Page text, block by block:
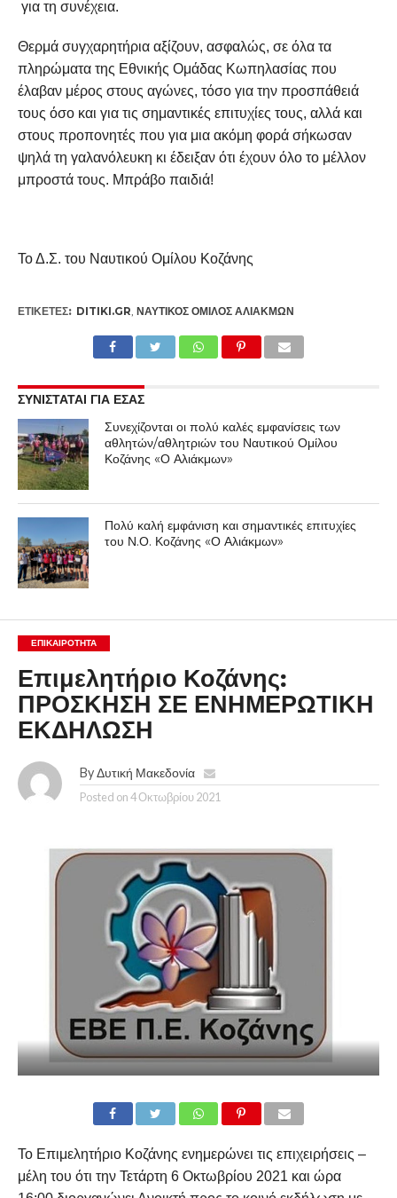
για τη συνέχεια.
Θερμά συγχαρητήρια αξίζουν, ασφαλώς, σε όλα τα
πληρώματα της Εθνικής Ομάδας Κωπηλασίας που
έλαβαν μέρος στους αγώνες, τόσο για την προσπάθειά
τους όσο και για τις σημαντικές επιτυχίες τους, αλλά και
στους προπονητές που για μια ακόμη φορά σήκωσαν
ψηλά τη γαλανόλευκη κι έδειξαν ότι έχουν όλο το μέλλον
μπροστά τους. Μπράβο παιδιά!
Το Δ.Σ. του Ναυτικού Ομίλου Κοζάνης
ΕΤΙΚΕΤΕΣ: DITIKI.GR, ΝΑΥΤΙΚΌΣ ΌΜΙΛΟΣ ΑΛΙΑΚΜΩΝ
ΣΥΝΙΣΤΑΤΑΙ ΓΙΑ ΕΣΑΣ
Συνεχίζονται οι πολύ καλές εμφανίσεις των
αθλητών/αθλητριών του Ναυτικού Ομίλου
Κοζάνης «Ο Αλιάκμων»
Πολύ καλή εμφάνιση και σημαντικές επιτυχίες
του Ν.Ο. Κοζάνης «Ο Αλιάκμων»
ΕΠΙΚΑΙΡΟΤΗΤΑ
Επιμελητήριο Κοζάνης:
ΠΡΟΣΚΗΣΗ ΣΕ ΕΝΗΜΕΡΩΤΙΚΗ
ΕΚΔΗΛΩΣΗ
By Δυτική Μακεδονία
Posted on4 Οκτωβρίου 2021
Το Επιμελητήριο Κοζάνης ενημερώνει τις επιχειρήσεις –
μέλη του ότι την Τετάρτη 6 Οκτωβρίου 2021 και ώρα